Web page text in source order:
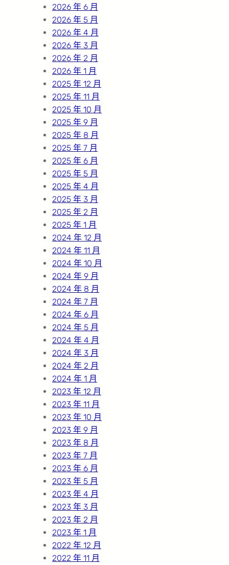
2026 年 6 月
2026 年 5 月
2026 年 4 月
2026 年 3 月
2026 年 2 月
2026 年 1 月
2025 年 12 月
2025 年 11 月
2025 年 10 月
2025 年 9 月
2025 年 8 月
2025 年 7 月
2025 年 6 月
2025 年 5 月
2025 年 4 月
2025 年 3 月
2025 年 2 月
2025 年 1 月
2024 年 12 月
2024 年 11 月
2024 年 10 月
2024 年 9 月
2024 年 8 月
2024 年 7 月
2024 年 6 月
2024 年 5 月
2024 年 4 月
2024 年 3 月
2024 年 2 月
2024 年 1 月
2023 年 12 月
2023 年 11 月
2023 年 10 月
2023 年 9 月
2023 年 8 月
2023 年 7 月
2023 年 6 月
2023 年 5 月
2023 年 4 月
2023 年 3 月
2023 年 2 月
2023 年 1 月
2022 年 12 月
2022 年 11 月